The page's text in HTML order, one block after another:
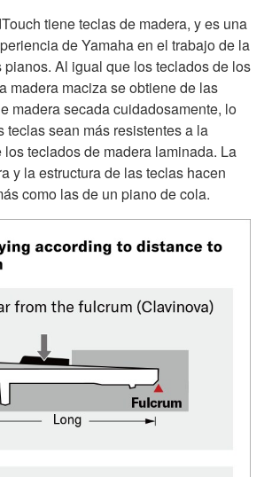
tiene teclas de madera, y es una
de Yamaha en el trabajo de la
pianos. Al igual que los teclados de los
madera maciza se obtiene de las
madera secada cuidadosamente, lo
teclas sean más resistentes a la
teclados de madera laminada. La
y la estructura de las teclas hacen
como las de un piano de cola.